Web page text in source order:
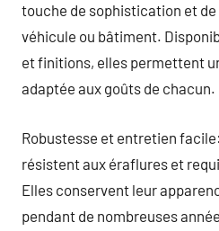
touche de sophistication et
véhicule ou bâtiment.
et finitions, elles permettent
adaptée aux goûts de chacun.
Robustesse et entretien
résistent aux éraflures et
Elles conservent leur
pendant de nombreuses